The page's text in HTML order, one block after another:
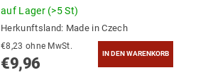
auf Lager (>5 St)
Herkunftsland: Made in Czech
€8,23 ohne MwSt.
€9,96